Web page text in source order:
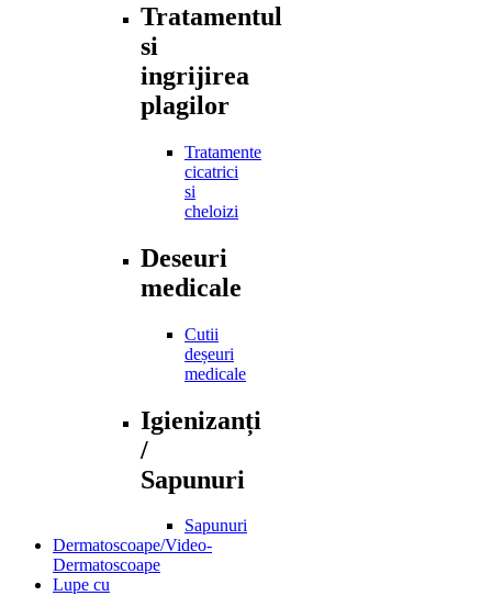
Tratamentul
si
ingrijirea
plagilor
Tratamente
cicatrici
si
cheloizi
Deseuri
medicale
Cutii
deșeuri
medicale
Igienizanți
/
Sapunuri
Sapunuri
Dermatoscoape/Video-
Dermatoscoape
Lupe cu